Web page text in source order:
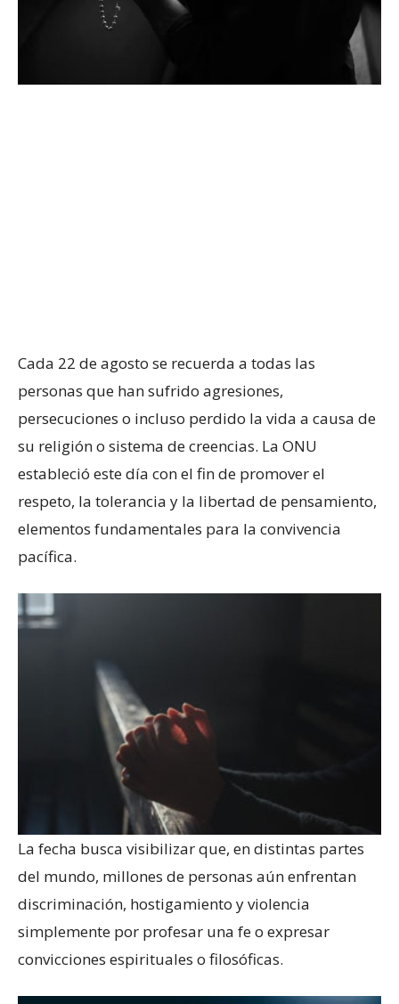
Cada 22 de agosto se recuerda a todas las
personas que han sufrido agresiones,
persecuciones o incluso perdido la vida a causa de
su religión o sistema de creencias. La ONU
estableció este día con el fin de promover el
respeto, la tolerancia y la libertad de pensamiento,
elementos fundamentales para la convivencia
pacífica.
La fecha busca visibilizar que, en distintas partes
del mundo, millones de personas aún enfrentan
discriminación, hostigamiento y violencia
simplemente por profesar una fe o expresar
convicciones espirituales o filosóficas.